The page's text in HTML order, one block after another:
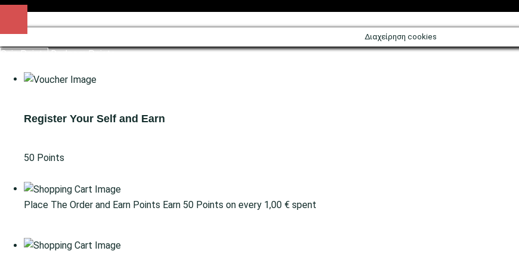
Διαχείρηση cookies
Gain Points Redeem Points
Register Your Self and Earn
50 Points
Place The Order and Earn Points Earn 50 Points on every 1,00 € spent